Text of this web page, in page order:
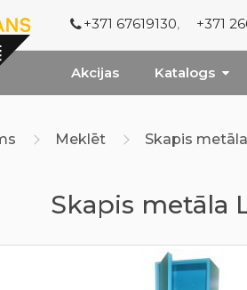
+371 67619130, +371
Akcijas Katalogs
Meklēt Skapis
Skapis metāla